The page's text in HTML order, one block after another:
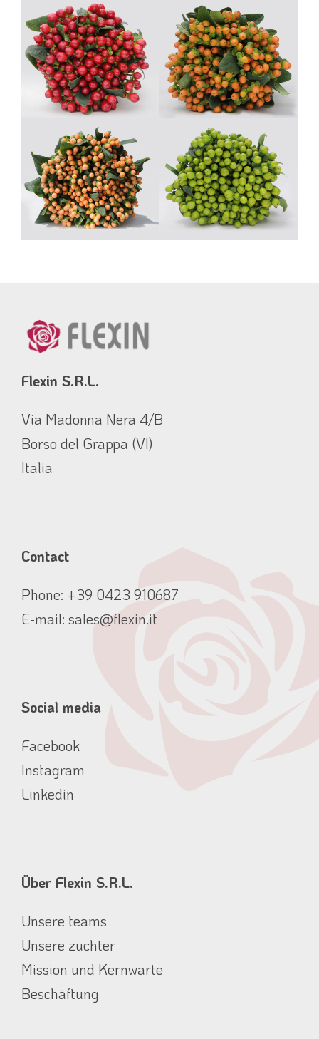
Flexin S.R.L.
Via Madonna Nera 4/B
Borso del Grappa (VI)
Italia
Contact
Phone: +39 0423 910687
E-mail: sales@flexin.it
Social media
Facebook
Instagram
Linkedin
Über Flexin S.R.L.
Unsere teams
Unsere zuchter
Mission und Kernwarte
Beschäftung